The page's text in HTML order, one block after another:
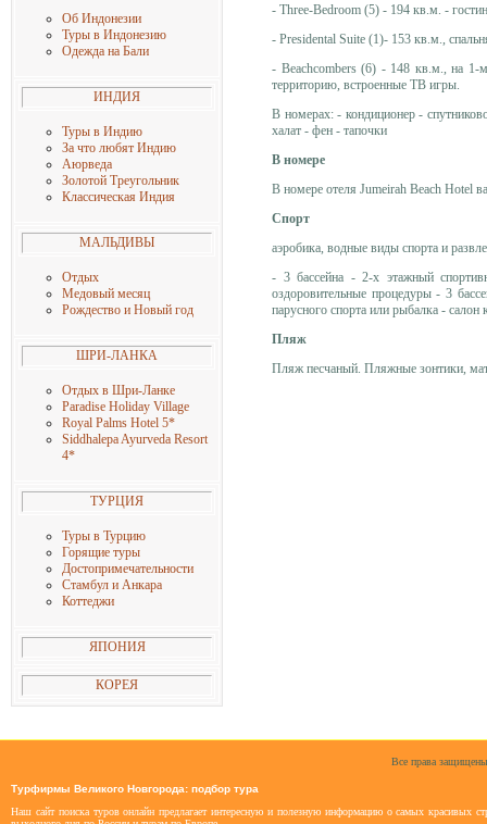
Об Индонезии
Туры в Индонезию
Одежда на Бали
ИНДИЯ
Туры в Индию
За что любят Индию
Аюрведа
Золотой Треугольник
Классическая Индия
МАЛЬДИВЫ
Отдых
Медовый месяц
Рождество и Новый год
ШРИ-ЛАНКА
Отдых в Шри-Ланке
Paradise Holiday Village
Royal Palms Hotel 5*
Siddhalepa Ayurveda Resort
4*
ТУРЦИЯ
Туры в Турцию
Горящие туры
Достопримечательности
Стамбул и Анкара
Коттеджи
ЯПОНИЯ
КОРЕЯ
- Three-Bedroom (5) - 194 кв.м. -
- Presidental Suite (1)- 153 кв.м.,
- Beachcombers (6) - 148 кв.м., на 1-
территорию, встроенные ТВ игры.
В номерах: - кондиционер -
халат - фен - тапочки
В номере
В номере отеля Jumeirah Beach Hotel
Спорт
аэробика, водные виды спорта и
- 3 бассейна - 2-х этажный
оздоровительные процедуры - 3
парусного спорта или рыбалка - салон
Пляж
Пляж песчаный. Пляжные зонтики,
Все права
Турфирмы Великого Новгорода: подбор тура
Наш сайт поиска туров онлайн предлагает интересную и полезную информацию о самых красивых